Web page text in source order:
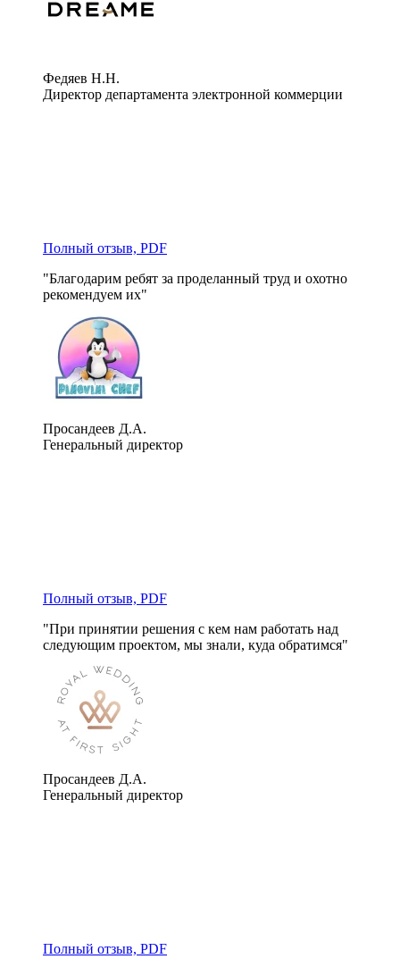
Федяев Н.Н.
Директор департамента электронной коммерции
Полный отзыв, PDF
"Благодарим ребят за проделанный труд и охотно
рекомендуем их"
Просандеев Д.А.
Генеральный директор
Полный отзыв, PDF
"При принятии решения с кем нам работать над
следующим проектом, мы знали, куда обратимся"
Просандеев Д.А.
Генеральный директор
Полный отзыв, PDF